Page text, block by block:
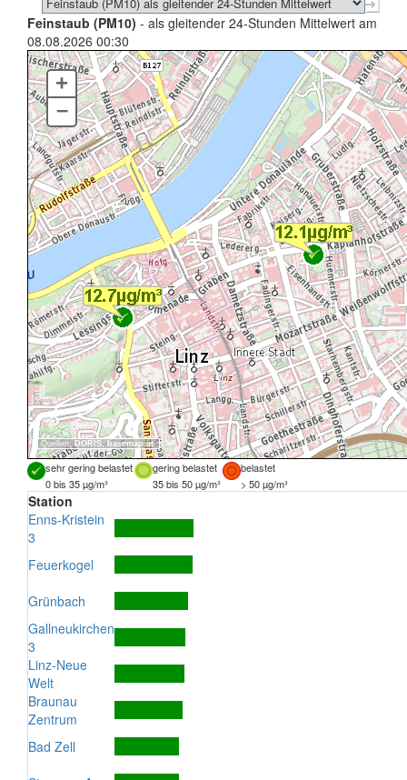
Feinstaub (PM10) - als gleitender 24-Stunden Mittelwert am
08.08.2026 00:30
Quellen:DORIS, basemap.at
+
–
sehr gering belastet gering belastet
belastet
0 bis 35 µg/m³
35 bis 50 µg/m³ > 50 µg/m³
Station
Enns-Kristein
3
Feuerkogel
Grünbach
Gallneukirchen
3
Linz-Neue
Welt
Braunau
Zentrum
Bad Zell